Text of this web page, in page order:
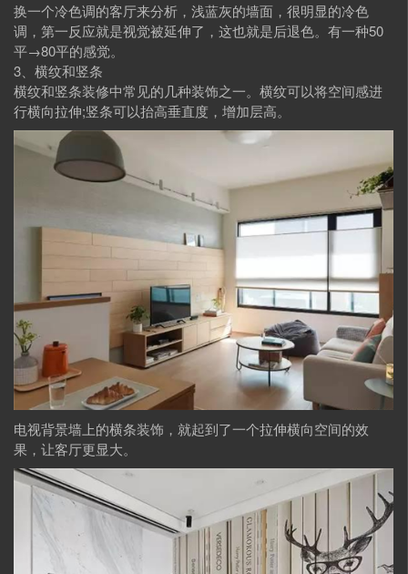
换一个冷色调的客厅来分析，浅蓝灰的墙面，很明显的冷色
调，第一反应就是视觉被延伸了，这也就是后退色。有一种50
平→80平的感觉。
3、横纹和竖条
横纹和竖条装修中常见的几种装饰之一。横纹可以将空间感进
行横向拉伸;竖条可以抬高垂直度，增加层高。
电视背景墙上的横条装饰，就起到了一个拉伸横向空间的效
果，让客厅更显大。